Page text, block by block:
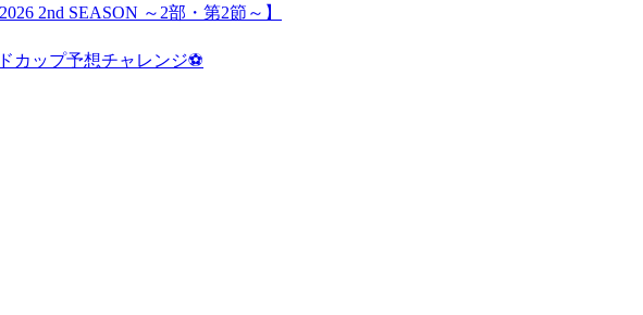
2nd SEASON ～2部・第2節～】
カップ予想チャレンジ⚽